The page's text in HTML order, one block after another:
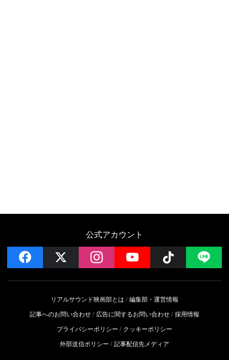
公式アカウント
facebook instagramYouTube Follow
リアルサウンド映画部とは
編集部・運営情報
記事へのお問い合わせ
広告に関するお問い合わせ 採用情報
プライバシーポリシー
クッキーポリシー
外部送信ポリシー
記事配信先メディア